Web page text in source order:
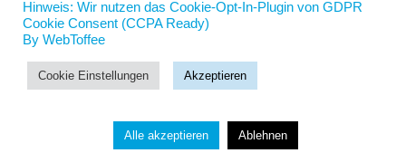
Hinweis: Wir nutzen das Cookie-Opt-In-Plugin von GDPR
Cookie Consent (CCPA Ready)
By WebToffee
Cookie Einstellungen Akzeptieren
Alle akzeptieren Ablehnen